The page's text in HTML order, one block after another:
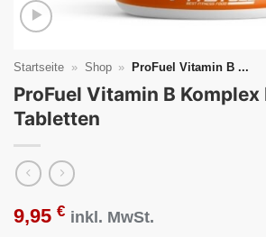
Startseite » Shop » ProFuel Vitamin B ...
ProFuel Vitamin B Komplex
Tabletten
9,95 € inkl. MwSt.